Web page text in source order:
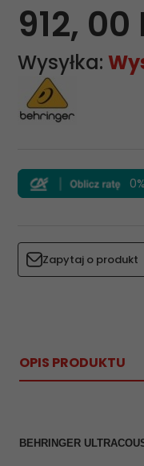
912, 00
Wysyłka:
0%
Zapytaj o produkt
OPIS PRODUKTU
BEHRINGER